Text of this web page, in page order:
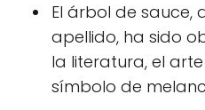
El árbol de sauce,
apellido, ha sido
la literatura, el
símbolo de